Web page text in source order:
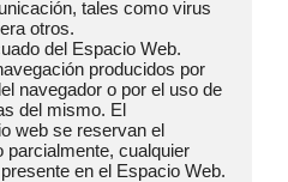
tales como virus
otros.
del Espacio Web.
producidos por
navegador o por el uso de
del mismo. El
web se reservan el
parcialmente, cualquier
en el Espacio Web.